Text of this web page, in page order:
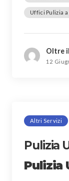
Uffici Pulizia a
Oltre
12
Altri Servizi
Pulizia
Pulizia